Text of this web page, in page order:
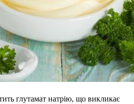
глутамат натрію, що викликає